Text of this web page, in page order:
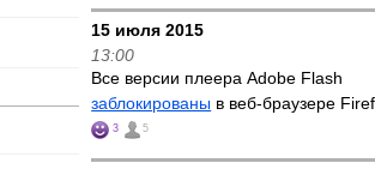
15 июля 2015
13:00
Все версии плеера Adobe Flash
заблокированы в веб-браузере
3 5